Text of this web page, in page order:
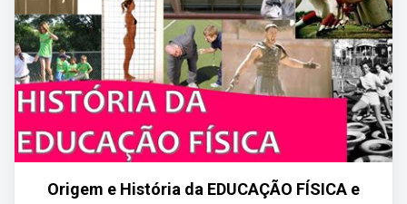
Origem e História da EDUCAÇÃO FÍSICA e